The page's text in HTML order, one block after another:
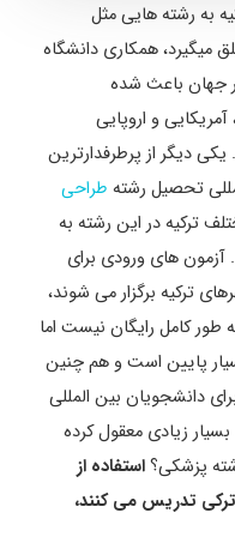
به رشته هایی مثل
میگیرد، همکاری دانشگاه
جهان باعث شده
آمریکایی و اروپایی
دیگر از پرطرفدارترین
تحصیل رشته طراحی
ترکیه در این رشته به
آزمون های ورودی برای
ترکیه برگزار می شوند،
کامل رایگان نیست اما
پایین است و هم چنین
دانشجویان بین المللی
زیادی معقول کرده
پزشکی؟استفاده از
تدریس می کنند،